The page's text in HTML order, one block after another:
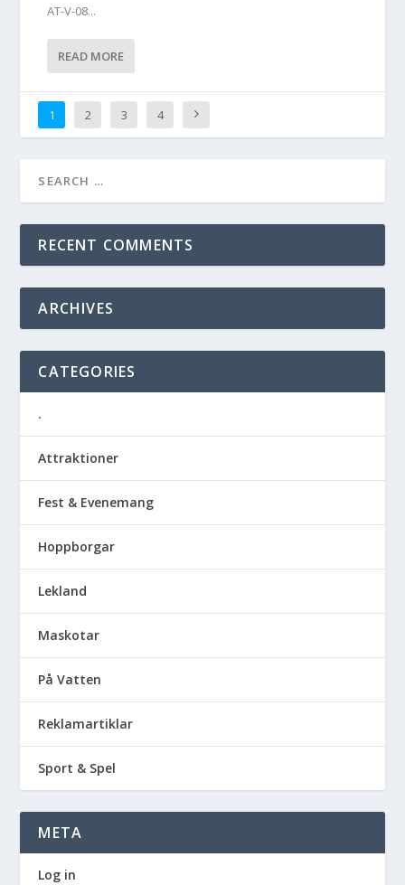
AT-V-08...
READ MORE
1 2 3 4
RECENT COMMENTS
ARCHIVES
CATEGORIES
.
Attraktioner
Fest & Evenemang
Hoppborgar
Lekland
Maskotar
På Vatten
Reklamartiklar
Sport & Spel
META
Log in